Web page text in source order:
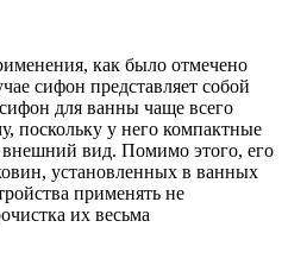
как было отмечено
сифон представляет собой
для ванны чаще всего
поскольку у него компактные
вид. Помимо этого, его
установленных в ванных
применять не
их весьма